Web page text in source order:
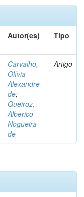
Autor(es) Tipo
Carvalho,
Olívia
Alexandre
de;
Queiroz,
Alberico
Nogueira
de
Artigo